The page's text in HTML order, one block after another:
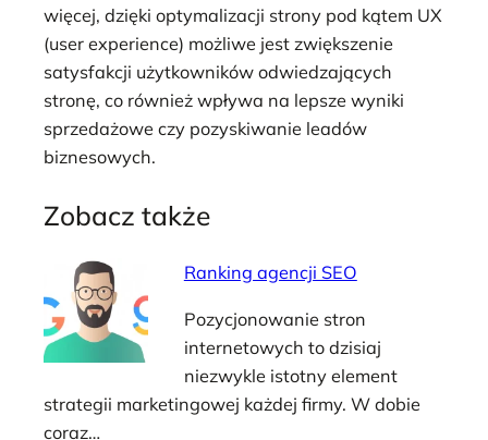
więcej, dzięki optymalizacji strony pod kątem UX
(user experience) możliwe jest zwiększenie
satysfakcji użytkowników odwiedzających
stronę, co również wpływa na lepsze wyniki
sprzedażowe czy pozyskiwanie leadów
biznesowych.
Zobacz także
Ranking agencji SEO
Pozycjonowanie stron
internetowych to dzisiaj
niezwykle istotny element
strategii marketingowej każdej firmy. W dobie
coraz…